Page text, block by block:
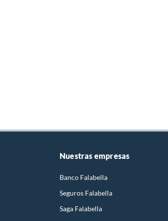
Nuestras empresas
Banco Falabella
Seguros Falabella
Saga Falabella